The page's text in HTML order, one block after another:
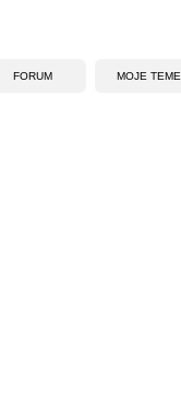
FORUM MOJE TEME